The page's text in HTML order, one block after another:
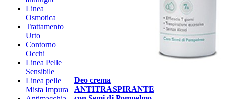
Linea
Osmotica
Trattamento
Urto
Contorno
Occhi
Linea Pelle
Sensibile
Linea pelle
Mista Impura
Deo crema
ANTITRASPIRANTE